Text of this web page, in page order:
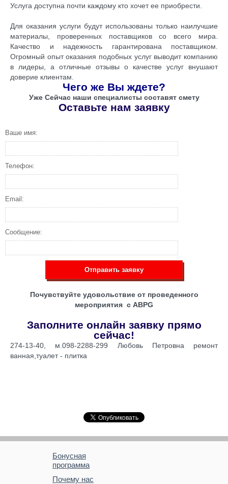
Услуга доступна почти каждому кто хочет ее приобрести.
Для оказания услуги будут использованы только наилучшие
материалы, проверенных поставщиков со всего мира.
Качество и надежность гарантирована поставщиком.
Огромный опыт оказания подобных услуг выводит компанию
в лидеры, а отличные отзывы о качестве услуг внушают
доверие клиентам.
Чего же Вы ждете?
Уже Сейчас наши специалисты составят смету
Оставьте нам заявку
Ваше имя:
Телефон:
Email:
Сообщение:
Отправить заявку
Почувствуйте удовольствие от проведенного
мероприятия с ABPG
Заполните онлайн заявку прямо
сейчас!
274-13-40, м.098-2288-299 Любовь Петровна ремонт
ванная,туалет - плитка
Бонусная
программа
Почему нас